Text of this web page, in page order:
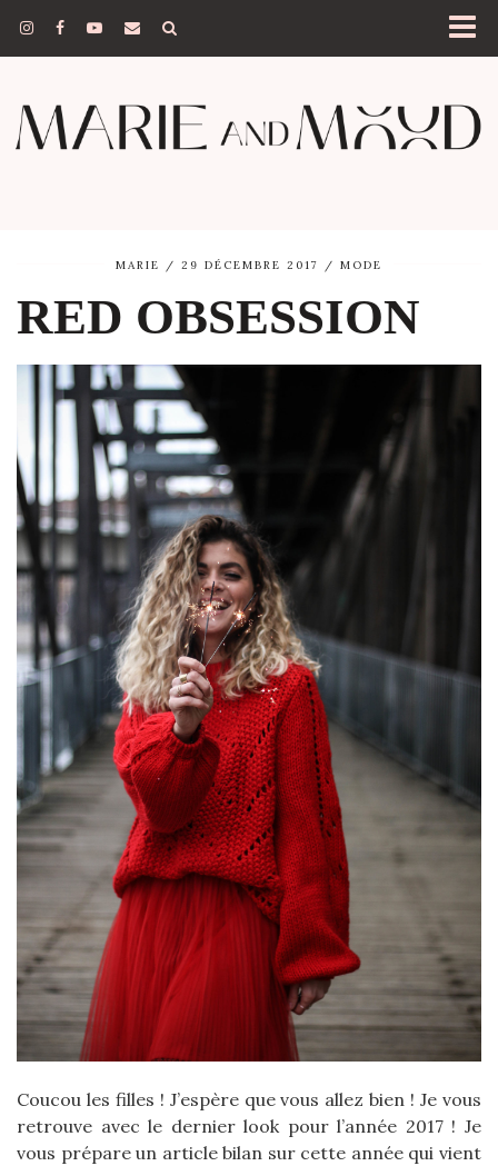
MARIE 29 DÉCEMBRE 2017 MODE
RED OBSESSION
Coucou les filles ! J’espère que vous allez bien ! Je vous
retrouve avec le dernier look pour l’année 2017 ! Je
vous prépare un article bilan sur cette année qui vient